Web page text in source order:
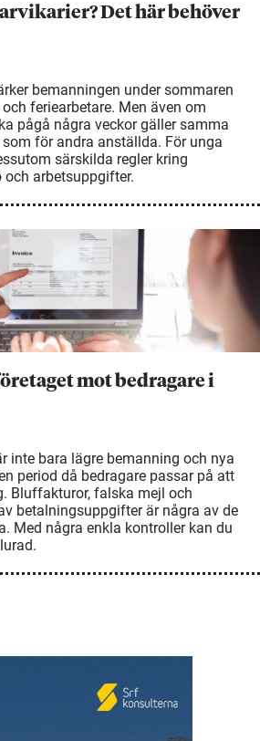
Det här behöver
bemanningen under sommaren
feriearbetare. Men även om
pågå några veckor gäller samma
för andra anställda. För unga
särskilda regler kring
arbetsuppgifter.
mot bedragare i
inte bara lägre bemanning och nya
period då bedragare passar på att
Bluffakturor, falska mejl och
betalningsuppgifter är några av de
Med några enkla kontroller kan du